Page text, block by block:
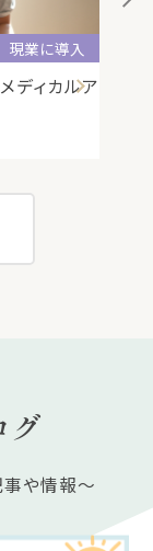
現業に導入
メディカルア
グ
事や情報～